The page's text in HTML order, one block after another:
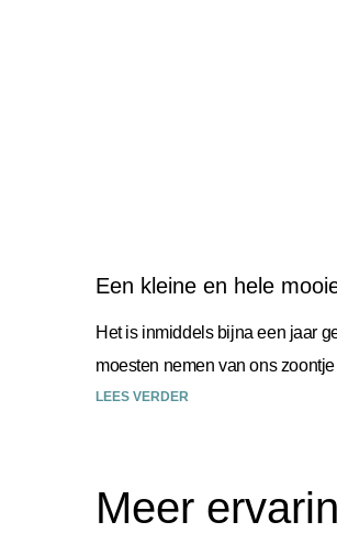
Een kleine en hele
Het is inmiddels bijna een jaar
moesten nemen van ons
zes weken oud was. Desley
LEES VERDER
Meer